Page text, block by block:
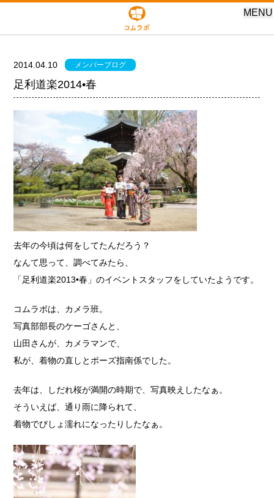
MENU
2014.04.10 メンバーブログ
足利道楽2014•春
去年の今頃は何をしてたんだろう？
なんて思って、調べてみたら、
「足利道楽2013•春」のイベントスタッフをしていたようです。
コムラボは、カメラ班。
写真部部長のケーゴさんと、
山田さんが、カメラマンで、
私が、着物の直しとポーズ指南係でした。
去年は、しだれ桜が満開の時期で、写真映えしたなぁ。
そういえば、通り雨に降られて、
着物でびしょ濡れになったりしたなぁ。